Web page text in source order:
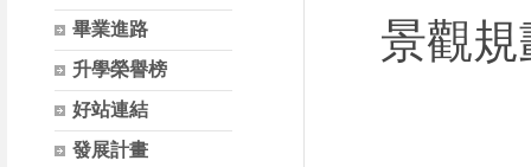
畢業進路
升學榮譽榜
好站連結
發展計畫
景觀